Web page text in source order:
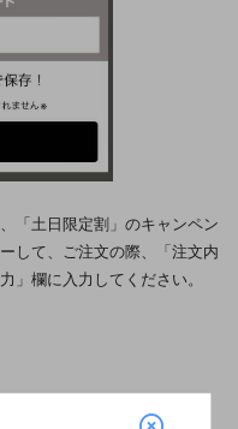
「土日限定割」のキャンペン
して、ご注文の際、「注文内
」欄に入力してください。